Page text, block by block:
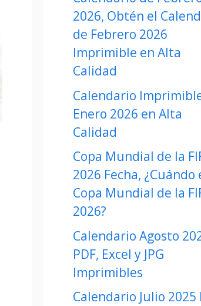
2026, Obtén el
de Febrero 2026
Imprimible en Alta
Calidad
Calendario
Enero 2026 en Alta
Calidad
Copa Mundial de la
2026 Fecha, ¿Cuándo
Copa Mundial de la
2026?
Calendario Agosto
PDF, Excel y JPG
Imprimibles
Calendario Julio 2025